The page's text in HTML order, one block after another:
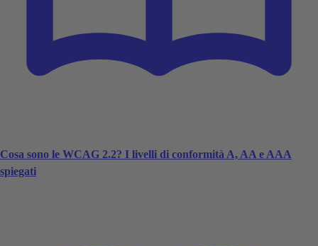
Cosa sono le WCAG 2.2? I livelli di conformità A, AA e AAA
spiegati